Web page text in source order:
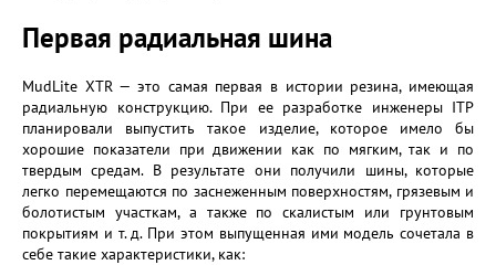
Первая радиальная шина
MudLite XTR — это самая первая в истории резина, имеющая
радиальную конструкцию. При ее разработке инженеры ITP
планировали выпустить такое изделие, которое имело бы
хорошие показатели при движении как по мягким, так и по
твердым средам. В результате они получили шины, которые
легко перемещаются по заснеженным поверхностям, грязевым и
болотистым участкам, а также по скалистым или грунтовым
покрытиям и т. д. При этом выпущенная ими модель сочетала в
себе такие характеристики, как: